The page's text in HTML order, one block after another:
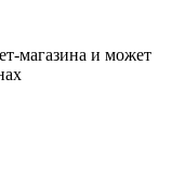
магазина и может